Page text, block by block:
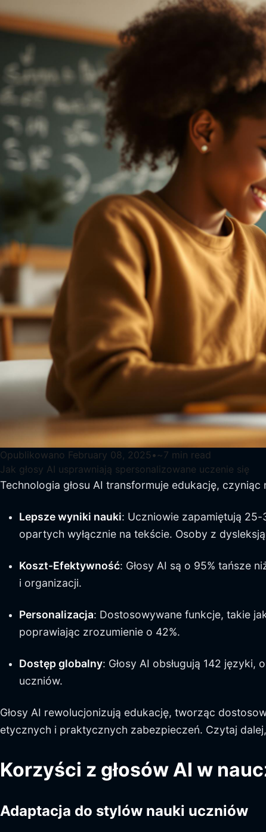
Opublikowano February 08, 2025 • ~ 7 min read
Jak głosy AI usprawniają spersonalizowane uczenie się
Technologia głosu AI transformuje edukację,
Lepsze wyniki nauki: Uczniowie zapamiętują
opartych wyłącznie na tekście. Osoby z
Koszt-Efektywność: Głosy AI są o 95% tańsze
i organizacji.
Personalizacja: Dostosowywane funkcje, takie
poprawiając zrozumienie o 42%.
Dostęp globalny: Głosy AI obsługują 142
uczniów.
Głosy AI rewolucjonizują edukację, tworząc
etycznych i praktycznych zabezpieczeń. Czytaj
Korzyści z głosów AI w
Adaptacja do stylów nauki uczniów